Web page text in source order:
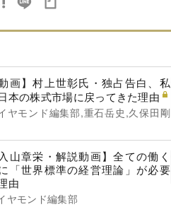
動画】村上世彰氏・独占告白、私
本の株式市場に戻ってきた理由
ヤモンド編集部,重石岳史,久保田剛
入山章栄・解説動画】全ての働く
「世界標準の経営理論」が必要
由
ヤモンド編集部